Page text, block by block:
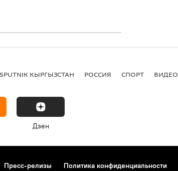
КЫРГЫЗСТАН РОССИЯ СПОРТ ВИДЕО
Дзен
Пресс-релизы Политика конфиденциальности